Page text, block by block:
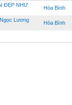
ĐẸP NHƯ
Hòa Bình
Lương
Hòa Bình